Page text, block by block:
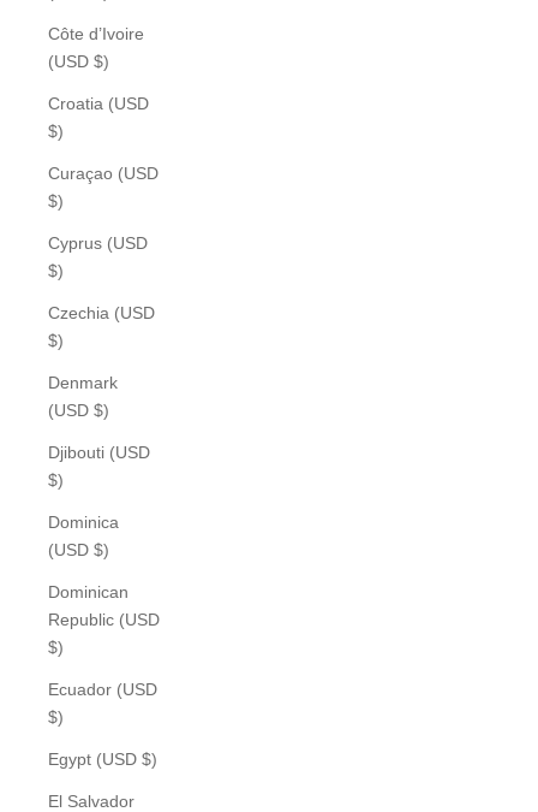
Côte d’Ivoire
(USD $)
Croatia (USD
$)
Curaçao (USD
$)
Cyprus (USD
$)
Czechia (USD
$)
Denmark
(USD $)
Djibouti (USD
$)
Dominica
(USD $)
Dominican
Republic (USD
$)
Ecuador (USD
$)
Egypt (USD $)
El Salvador